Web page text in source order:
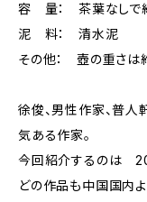
容 量： 茶葉なしで
泥 料： 清水泥
その他： 壺の重さは
徐俊、男性作家、普人
気ある作家。
今回紹介するのは
どの作品も中国国内